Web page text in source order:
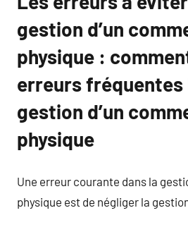
gestion d’un
physique :
erreurs fréquentes
gestion d’un
physique
Une erreur courante dans la
physique est de négliger la